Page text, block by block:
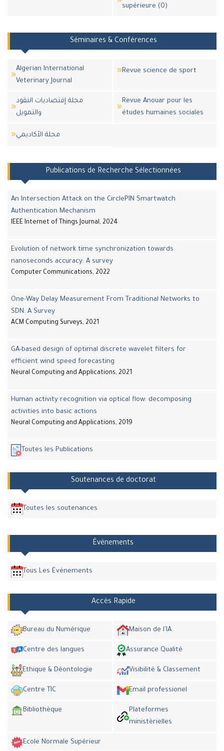
supérieure (0)
Séminaires & Conférences
Algerian International
Veterinary Journal
Revue science de sport
مجلة إقتصاديات النقود
والتمويل
Revue Anouar pour les
études humaines sociales
مجلة اﻷكاديمي
Publications de Recherche Sélectionnées
An Intersection Attack on the CirclePIN Smartwatch
Authentication Mechanism
IEEE Internet of Things Journal, 2024
Evolution of network time synchronization towards
nanoseconds accuracy: A survey
Computer Communications, 2022
One-Way Delay Measurement From Traditional Networks to
SDN: A Survey
ACM Computing Surveys, 2021
GA-based design of optimal discrete wavelet filters for
efficient wind speed forecasting
Neural Computing and Applications, 2021
Human activity recognition via optical flow: decomposing
activities into basic actions
Neural Computing and Applications, 2019
Toutes les Publications
Soutenances de doctorat
Toutes les soutenances
Événements
Tous Les Événements
Accès Rapide
Bureau du Numérique Maison de l'IA
Centre des langues Assurance Qualité
Ethique & Déontologie Visibilité & Classement
Centre TIC Email professionel
Bibliothèque
Plateformes
ministèrielles
Ecole Normale Supérieur